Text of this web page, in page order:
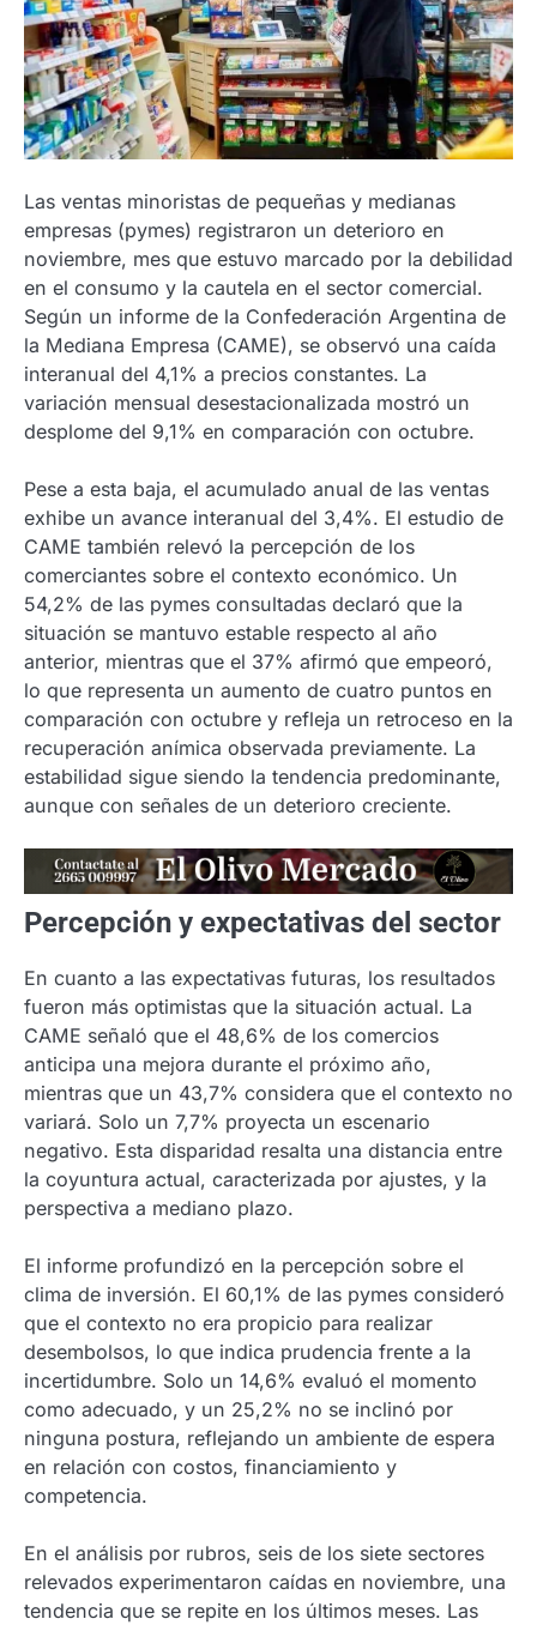
Las ventas minoristas de pequeñas y medianas
empresas (pymes) registraron un deterioro en
noviembre, mes que estuvo marcado por la debilidad
en el consumo y la cautela en el sector comercial.
Según un informe de la Confederación Argentina de
la Mediana Empresa (CAME), se observó una caída
interanual del 4,1% a precios constantes. La
variación mensual desestacionalizada mostró un
desplome del 9,1% en comparación con octubre.
Pese a esta baja, el acumulado anual de las ventas
exhibe un avance interanual del 3,4%. El estudio de
CAME también relevó la percepción de los
comerciantes sobre el contexto económico. Un
54,2% de las pymes consultadas declaró que la
situación se mantuvo estable respecto al año
anterior, mientras que el 37% afirmó que empeoró,
lo que representa un aumento de cuatro puntos en
comparación con octubre y refleja un retroceso en la
recuperación anímica observada previamente. La
estabilidad sigue siendo la tendencia predominante,
aunque con señales de un deterioro creciente.
Percepción y expectativas del sector
En cuanto a las expectativas futuras, los resultados
fueron más optimistas que la situación actual. La
CAME señaló que el 48,6% de los comercios
anticipa una mejora durante el próximo año,
mientras que un 43,7% considera que el contexto no
variará. Solo un 7,7% proyecta un escenario
negativo. Esta disparidad resalta una distancia entre
la coyuntura actual, caracterizada por ajustes, y la
perspectiva a mediano plazo.
El informe profundizó en la percepción sobre el
clima de inversión. El 60,1% de las pymes consideró
que el contexto no era propicio para realizar
desembolsos, lo que indica prudencia frente a la
incertidumbre. Solo un 14,6% evaluó el momento
como adecuado, y un 25,2% no se inclinó por
ninguna postura, reflejando un ambiente de espera
en relación con costos, financiamiento y
competencia.
En el análisis por rubros, seis de los siete sectores
relevados experimentaron caídas en noviembre, una
tendencia que se repite en los últimos meses. Las